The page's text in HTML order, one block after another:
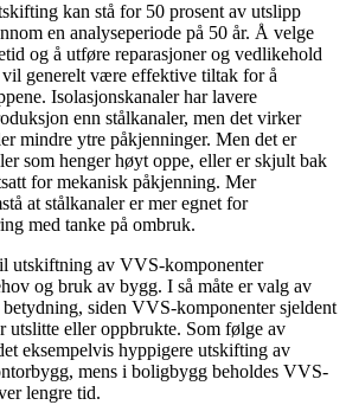
kan stå for 50 prosent av utslipp
en analyseperiode på 50 år. Å velge
og å utføre reparasjoner og vedlikehold
generelt være effektive tiltak for å
Isolasjonskanaler har lavere
enn stålkanaler, men det virker
mindre ytre påkjenninger. Men det er
som henger høyt oppe, eller er skjult bak
for mekanisk påkjenning. Mer
at stålkanaler er mer egnet for
med tanke på ombruk.
utskiftning av VVS-komponenter
og bruk av bygg. I så måte er valg av
siden VVS-komponenter sjeldent
utslitte eller oppbrukte. Som følge av
eksempelvis hyppigere utskifting av
mens i boligbygg beholdes VVS-
lengre tid.